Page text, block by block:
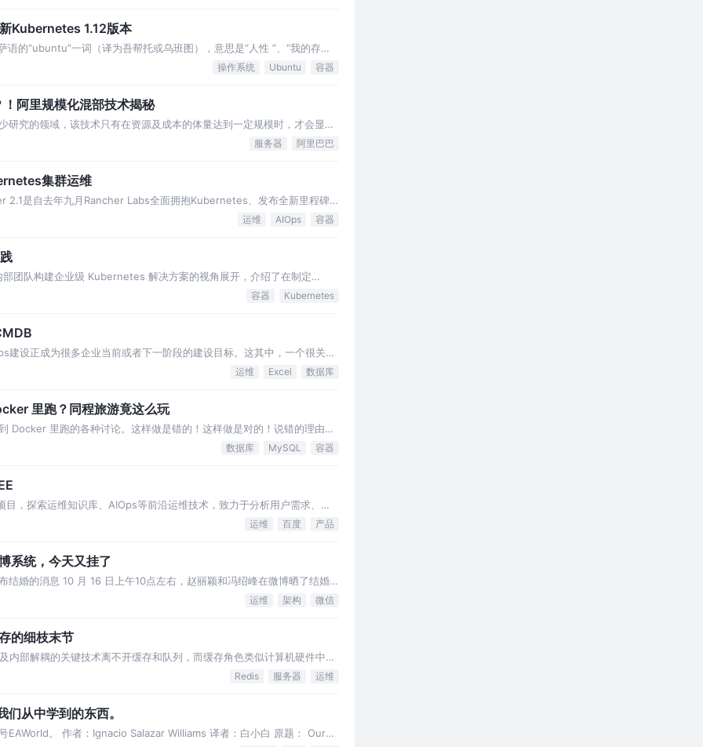
Kubernetes 1.12版本
的“ubuntu”一词（译为吾帮托或乌班图），意思是“人性 ”、“我的存在
18.04版，Canonical近日宣布发布Ubuntu 18.10版本。针对终端用户
操作系统 Ubuntu 容器
阿里规模化混部技术揭秘
研究的领域，该技术只有在资源及成本的体量达到一定规模时，才会显现
部技术专家蒋玲从阿里巴巴混部探索简介、混部方案及架构以及混部核心
服务器 阿里巴巴
集群运维
2.1是自去年九月Rancher Labs全面拥抱Kubernetes、发布全新里程碑
管理平台之后，最为重大的版本更新。 2017年9月Rancher Lab…
运维 AIOps 容器
团队构建企业级 Kubernetes 解决方案的视角展开，介绍了在制定
法，包括基础设施、版本管理、部署策略及安全性等方面，提供了一套
容器 Kubernetes
建设正成为很多企业当前或者下一阶段的建设目标。这其中，一个很关键
。 CMDB能否建设好是智能运维建设能否真正落地的一个非常关键的因
运维 Excel 数据库
里跑？同程旅游竟这么玩
Docker 里跑的各种讨论。这样做是错的！这样做是对的！说错的理由也
有道理。但是我本人觉得这样的讨论落地意义不大。因为对与错还是要实
数据库 MySQL 容器
，探索运维知识库、AIOps等前沿运维技术，致力于分析用户需求、规
品，最终在客户环境落地。 文章概览 过去的文章为大家介绍了百度云智
运维 百度 产品
系统，今天又挂了
结婚的消息 10 月 16 日上午10点左右，赵丽颖和冯绍峰在微博晒了结婚
流量明星都有众多粉丝，上午消息一出大家都强势围观，一时间微博热搜
运维 架构 微信
的细枝末节
内部解耦的关键技术离不开缓存和队列，而缓存角色类似计算机硬件中
联网项目，即使在最初beta版的开发上，都会进行预留设计。但是在诸多
Redis 服务器 运维
从中学到的东西。
EAWorld。 作者：Ignacio Salazar Williams 译者：白小白 原题： Our